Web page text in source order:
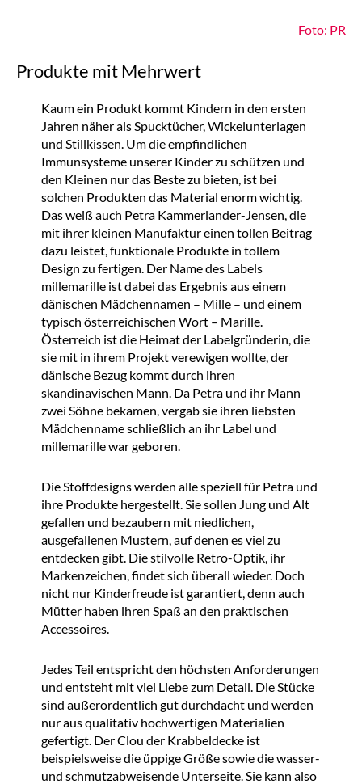
Foto: PR
Produkte mit Mehrwert
Kaum ein Produkt kommt Kindern in den ersten
Jahren näher als Spucktücher, Wickelunterlagen
und Stillkissen. Um die empfindlichen
Immunsysteme unserer Kinder zu schützen und
den Kleinen nur das Beste zu bieten, ist bei
solchen Produkten das Material enorm wichtig.
Das weiß auch Petra Kammerlander-Jensen, die
mit ihrer kleinen Manufaktur einen tollen Beitrag
dazu leistet, funktionale Produkte in tollem
Design zu fertigen. Der Name des Labels
millemarille ist dabei das Ergebnis aus einem
dänischen Mädchennamen – Mille – und einem
typisch österreichischen Wort – Marille.
Österreich ist die Heimat der Labelgründerin, die
sie mit in ihrem Projekt verewigen wollte, der
dänische Bezug kommt durch ihren
skandinavischen Mann. Da Petra und ihr Mann
zwei Söhne bekamen, vergab sie ihren liebsten
Mädchenname schließlich an ihr Label und
millemarille war geboren.
Die Stoffdesigns werden alle speziell für Petra und
ihre Produkte hergestellt. Sie sollen Jung und Alt
gefallen und bezaubern mit niedlichen,
ausgefallenen Mustern, auf denen es viel zu
entdecken gibt. Die stilvolle Retro-Optik, ihr
Markenzeichen, findet sich überall wieder. Doch
nicht nur Kinderfreude ist garantiert, denn auch
Mütter haben ihren Spaß an den praktischen
Accessoires.
Jedes Teil entspricht den höchsten Anforderungen
und entsteht mit viel Liebe zum Detail. Die Stücke
sind außerordentlich gut durchdacht und werden
nur aus qualitativ hochwertigen Materialien
gefertigt. Der Clou der Krabbeldecke ist
beispielsweise die üppige Größe sowie die wasser-
und schmutzabweisende Unterseite. Sie kann also